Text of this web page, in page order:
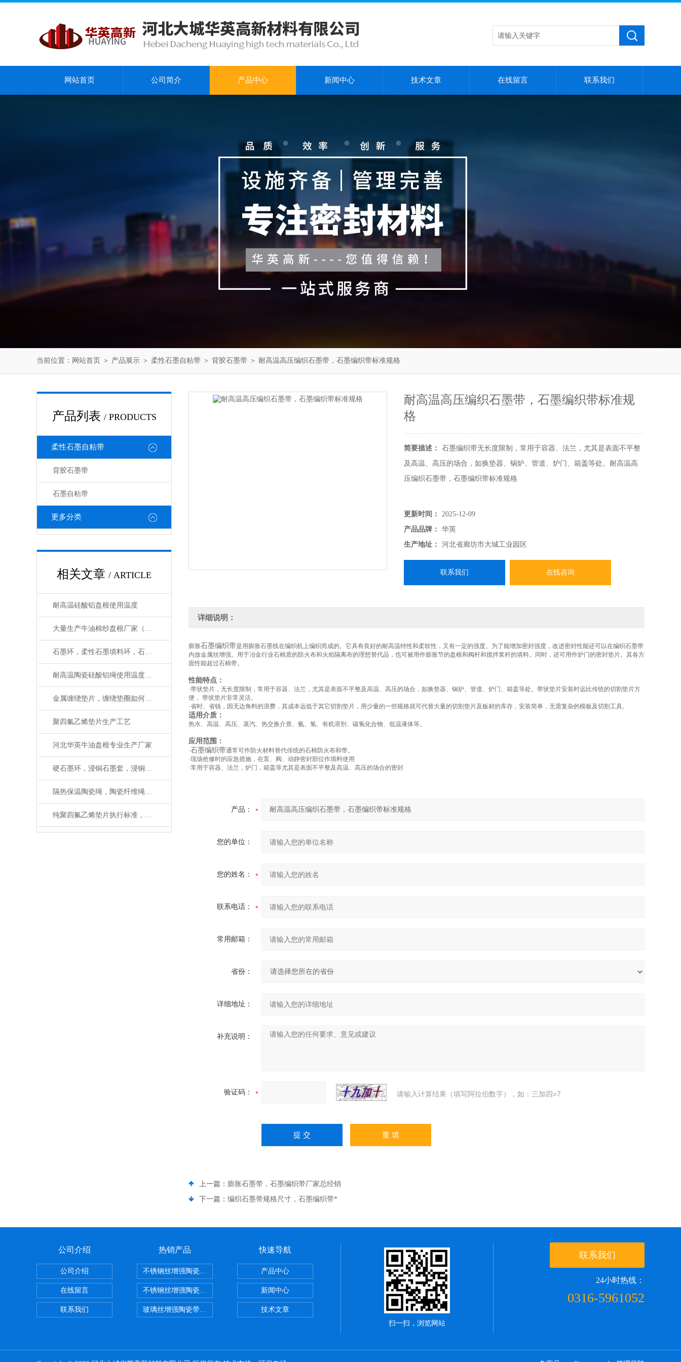
网站首页 公司简介 产品中心 新闻中心 技术文章 在线留言 联系我们
当前位置： 网站首页 ＞ 产品展示 ＞ 柔性石墨自粘带 ＞ 背胶石墨带 ＞ 耐高温高压编织石墨带，石墨编织带标准规格
产品列表 / PRODUCTS
柔性石墨自粘带
背胶石墨带
石墨自粘带
更多分类
相关文章 / ARTICLE
耐高温硅酸铝盘根使用温度
大量生产牛油棉纱盘根厂家（质量保证）
石墨环，柔性石墨填料环，石墨自密封垫应用
耐高温陶瓷硅酸铝绳使用温度多少
金属缠绕垫片，缠绕垫圈如何使用
聚四氟乙烯垫片生产工艺
河北华英牛油盘根专业生产厂家
硬石墨环，浸铜石墨套，浸铜石墨管生产厂家
隔热保温陶瓷绳，陶瓷纤维绳作用与用途
纯聚四氟乙烯垫片执行标准，检验报告
耐高温高压编织石墨带，石墨编织带标准规
格
简要描述：
石墨编织带无长度限制，常用于容器、法兰，尤其是表面不平整
及高温、高压的场合，如换垫器、锅炉、管道、炉门、箱盖等处。耐高温高
压编织石墨带，石墨编织带标准规格
更新时间：
2025-12-09
产品品牌：
华英
生产地址：
河北省廊坊市大城工业园区
联系我们 在线咨询
详细说明：
膨胀石墨编织带是用膨胀石墨线在编织机上编织而成的。它具有良好的耐高温特性和柔软性，又有一定的强度。为了能增加密封强度，改进密封性能还可以在编织石墨带
内放金属丝增强。用于冶金行业石棉质的防火布和火焰隔离布的理想替代品，也可被用作膨胀节的盘根和阀杆和搅拌浆杆的填料。同时，还可用作炉门的密封垫片。其各方
面性能超过石棉带。
性能特点：
·带状垫片，无长度限制，常用于容器、法兰，尤其是表面不平整及高温、高压的场合，如换垫器、锅炉、管道、炉门、箱盖等处。带状垫片安装时远比传统的切割垫片方
便， 带状垫片非常灵活。
·省时、省钱，因无边角料的浪费，其成本远低于其它切割垫片，用少量的一些规格就可代替大量的切割垫片及板材的库存，安装简单，无需复杂的模板及切割工具。
适用介质：
热水、高温、高压、蒸汽、热交换介质、氨、氢、有机溶剂、碳氢化合物、低温液体等。
应用范围：
·石墨编织带通常可作防火材料替代传统的石棉防火布和带。
·现场抢修时的应急措施，在泵、阀、动静密封部位作填料使用
·常用于容器、法兰，炉门，箱盖等尤其是表面不平整及高温、高压的场合的密封
产品：
您的单位：
您的姓名：
联系电话：
常用邮箱：
省份：
详细地址：
补充说明：
验证码： 请输入计算结果（填写阿拉伯数字），如：三加四=7
上一篇： 膨胀石墨带，石墨编织带厂家总经销
下一篇： 编织石墨带规格尺寸，石墨编织带*
公司介绍
公司介绍
在线留言
联系我们
热销产品
不锈钢丝增强陶瓷纤维布，陶瓷布用途
不锈钢丝增强陶瓷纤维布应用范围
玻璃丝增强陶瓷带，硅酸铝纤维带供应商
快速导航
产品中心
新闻中心
技术文章
扫一扫，浏览网站
联系我们
24小时热线：
0316-5961052